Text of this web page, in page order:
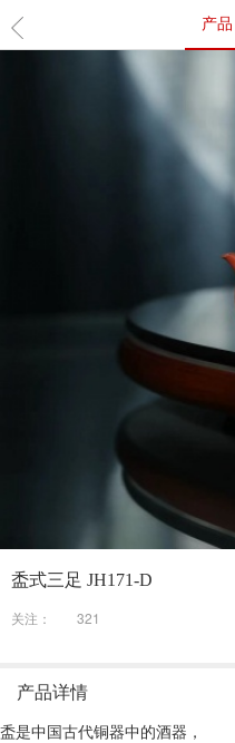
产品
盉式三足 JH171-D
关注：
321
产品详情
盉是中国古代铜器中的酒器，